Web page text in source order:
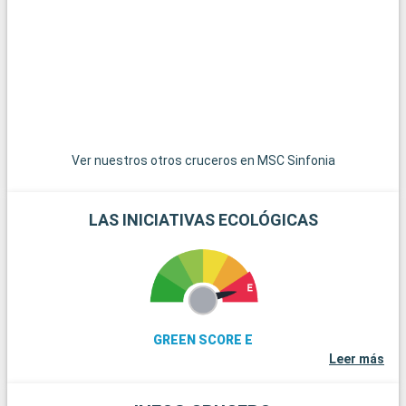
Ver nuestros otros cruceros en MSC Sinfonia
LAS INICIATIVAS ECOLÓGICAS
GREEN SCORE E
Leer más